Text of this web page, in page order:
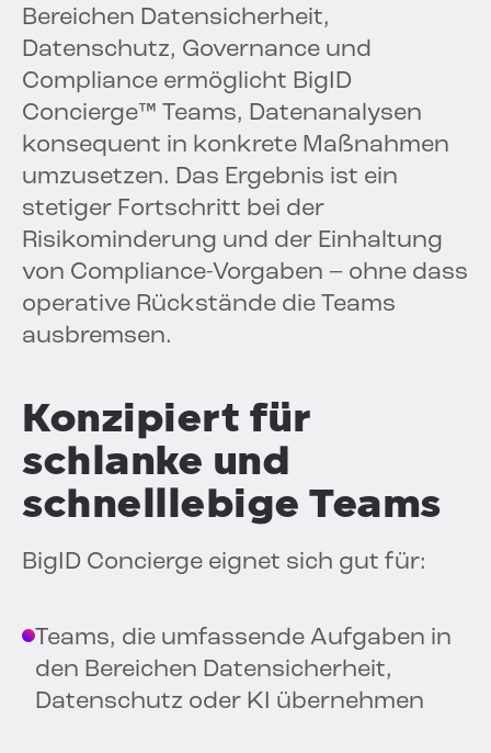
Bereichen Datensicherheit,
Datenschutz, Governance und
Compliance ermöglicht BigID
Concierge™ Teams, Datenanalysen
konsequent in konkrete Maßnahmen
umzusetzen. Das Ergebnis ist ein
stetiger Fortschritt bei der
Risikominderung und der Einhaltung
von Compliance-Vorgaben – ohne dass
operative Rückstände die Teams
ausbremsen.
Konzipiert für
schlanke und
schnelllebige Teams
BigID Concierge eignet sich gut für:
Teams, die umfassende Aufgaben in
den Bereichen Datensicherheit,
Datenschutz oder KI übernehmen